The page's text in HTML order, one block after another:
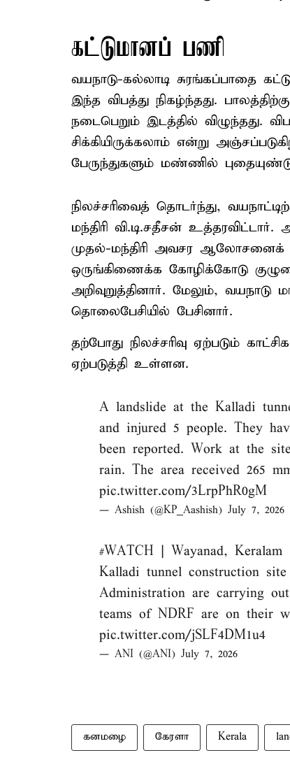
கட்டுமானப் பணி
வயநாடு-கல்லாடி சுரங்கப்பாதை
இந்த விபத்து நிகழ்ந்தது.
நடைபெறும் இடத்தில் விழுந்தது.
சிக்கியிருக்கலாம் என்று
பேருந்துகளும் மண்ணில்
நிலச்சரிவைத் தொடர்ந்து,
மந்திரி வி.டி.சதீசன்
முதல்-மந்திரி அவசர ஆலோசனைக்
ஒருங்கிணைக்க கோழிக்கோடு
அறிவுறுத்தினார். மேலும், வயநாடு
தொலைபேசியில் பேசினார்.
தற்போது நிலச்சரிவு ஏற்படும்
ஏற்படுத்தி உள்ளன.
A landslide at the Kalladi
and injured 5 people. They
been reported. Work at the
rain. The area received 265
pic.twitter.com/3LrpPhR0gM
— Ashish (@KP_Aashish) July 7, 2026
#WATCH | Wayanad,
Kalladi tunnel construction
Administration are carrying
teams of NDRF are on their
pic.twitter.com/jSLF4DM1u4
— ANI (@ANI) July 7, 2026
கனமழை கேரளா Kerala